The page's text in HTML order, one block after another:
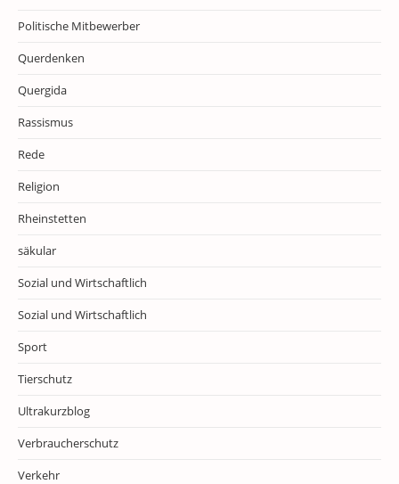
Politische Mitbewerber
Querdenken
Quergida
Rassismus
Rede
Religion
Rheinstetten
säkular
Sozial und Wirtschaftlich
Sozial und Wirtschaftlich
Sport
Tierschutz
Ultrakurzblog
Verbraucherschutz
Verkehr